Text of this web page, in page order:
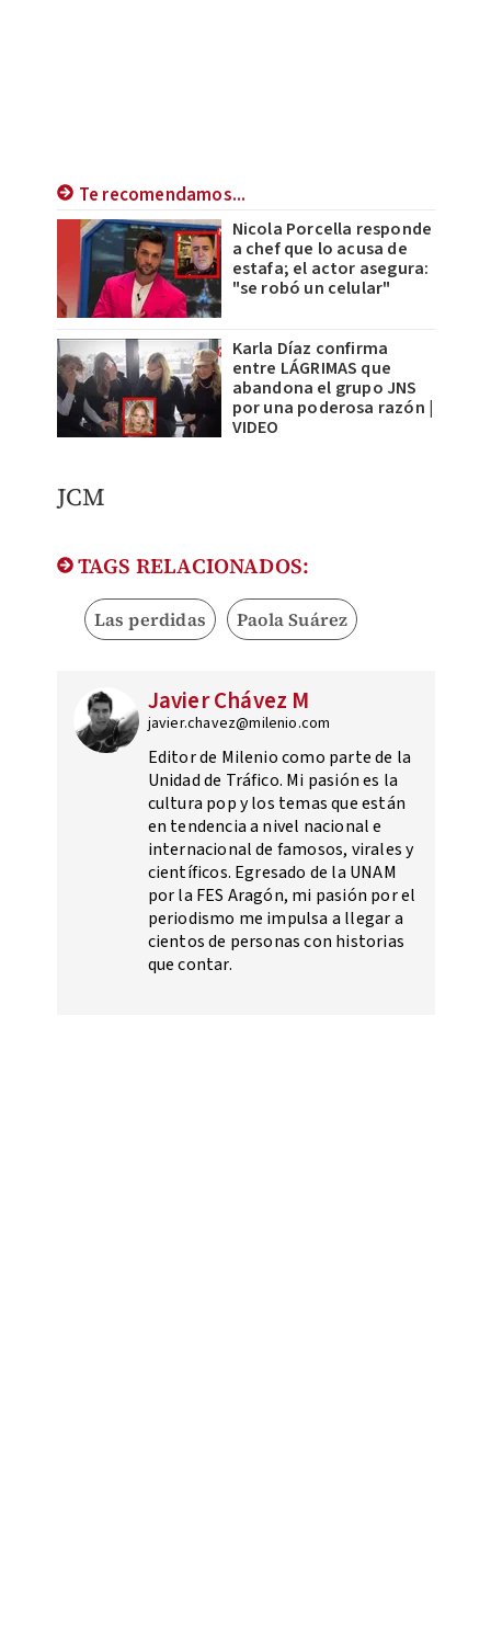
Te recomendamos...
Nicola Porcella responde
a chef que lo acusa de
estafa; el actor asegura:
"se robó un celular"
Karla Díaz confirma
entre LÁGRIMAS que
abandona el grupo JNS
por una poderosa razón |
VIDEO
JCM
TAGS RELACIONADOS:
Las perdidas Paola Suárez
Javier Chávez M
javier.chavez@milenio.com
Editor de Milenio como parte de la
Unidad de Tráfico. Mi pasión es la
cultura pop y los temas que están
en tendencia a nivel nacional e
internacional de famosos, virales y
científicos. Egresado de la UNAM
por la FES Aragón, mi pasión por el
periodismo me impulsa a llegar a
cientos de personas con historias
que contar.